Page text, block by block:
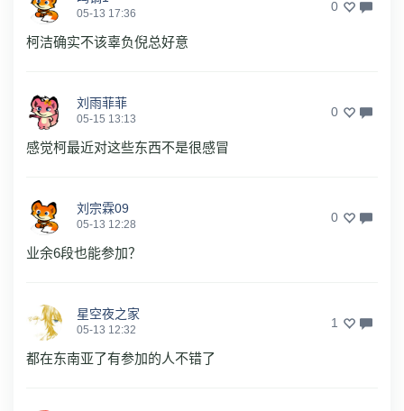
05-13 17:36 0
柯洁确实不该辜负倪总好意
刘雨菲菲
05-15 13:13 0
感觉柯最近对这些东西不是很感冒
刘宗霖09
05-13 12:28 0
业余6段也能参加？
星空夜之家
05-13 12:32 1
都在东南亚了有参加的人不错了